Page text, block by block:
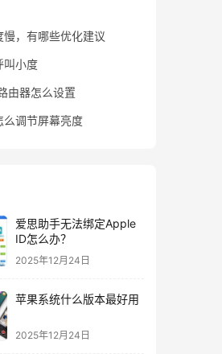
慢，有哪些优化建议
叫小度
由器怎么设置
么调节屏幕亮度
爱思助手无法绑定Apple
ID怎么办？
2025年12月24日
苹果系统什么版本最好用
2025年12月24日